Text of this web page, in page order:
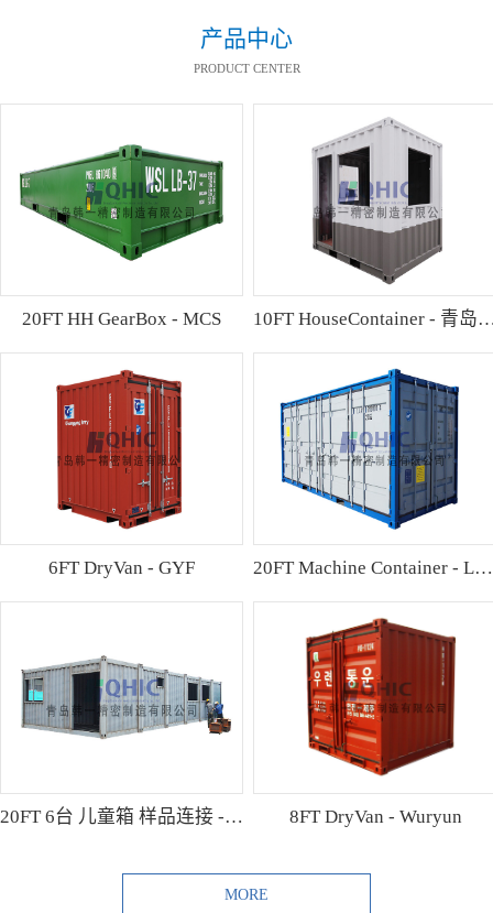
产品中心
PRODUCT CENTER
20FT HH GearBox - MCS 10FT
6FT DryVan - GYF 20FT Machine Container - Lamor
20FT 6台 儿童箱 样品连接 - Shibutani 8FT DryVan - Wuryun
MORE